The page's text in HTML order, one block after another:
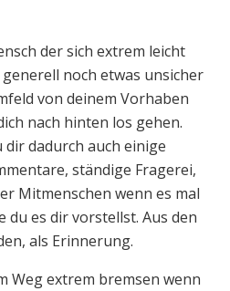
der sich extrem leicht
noch etwas unsicher
von deinem Vorhaben
nach hinten los gehen.
dadurch auch einige
ständige Fragerei,
Mitmenschen wenn es mal
du es dir vorstellst. Aus den
als Erinnerung.
Weg extrem bremsen wenn